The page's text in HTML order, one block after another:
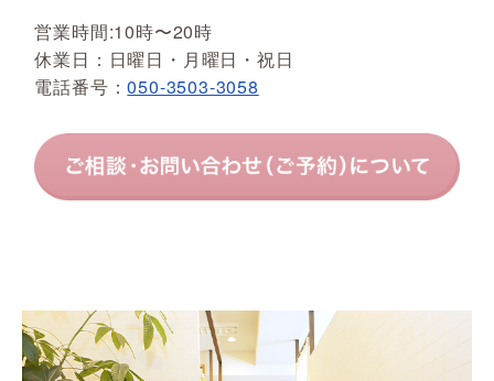
営業時間:10時〜20時
休業日：日曜日・月曜日・祝日
電話番号：050-3503-3058